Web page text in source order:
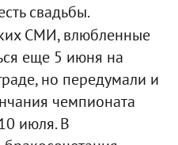
свадьбы.
СМИ, влюбленные
еще 5 июня на
но передумали и
чемпионата
июля. В